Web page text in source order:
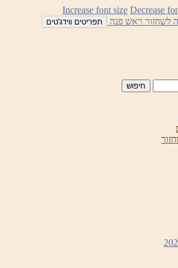
Increase font size Decrease
תפריטים ווידג'טים